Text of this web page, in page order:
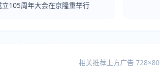
105周年大会在京隆重举行
相关推荐上方广告 728×80